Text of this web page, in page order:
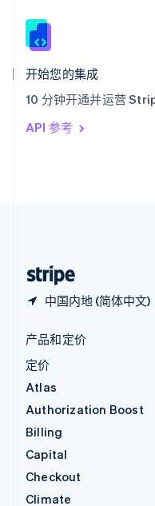
开始您的集成
10 分钟开通并运营
API 参考
中国内地 (简体中文)
新西兰
匈牙利
English
ItalianoEnglish
印度
English
产品和定价
定价
Atlas
Authorization Boost
Billing
Capital
Checkout
Climate